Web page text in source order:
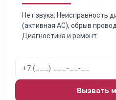
Окисление / обрыв клемм
Акустическая утечка /
Засорён / заткнут
Нет звука. Неисправность
(активная АС), обрыв
Диагностика и ремонт.
Вызвать